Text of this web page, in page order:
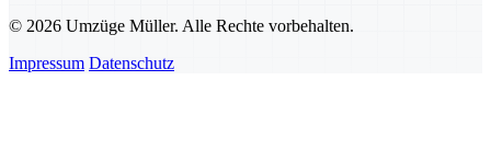
© 2026 Umzüge Müller. Alle Rechte vorbehalten.
Impressum Datenschutz